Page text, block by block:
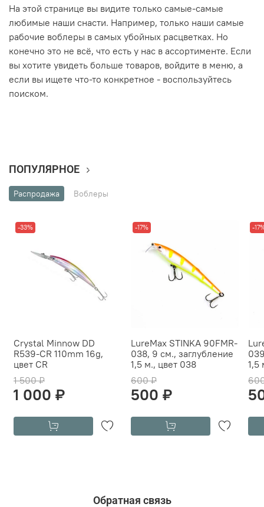
На этой странице вы видите только самые-самые
любимые наши снасти. Например, только наши самые
рабочие воблеры в самых убойных расцветках. Но
конечно это не всё, что есть у нас в ассортименте. Если
вы хотите увидеть больше товаров, войдите в меню, а
если вы ищете что-то конкретное - воспользуйтесь
поиском.
ПОПУЛЯРНОЕ
Распродажа Воблеры
-33%
Crystal Minnow DD
R539-CR 110mm 16g,
цвет CR
1 500 ₽
1 000 ₽
-17%
LureMax STINKA 90FMR-
038, 9 см., заглубление
1,5 м., цвет 038
600 ₽
500 ₽
-
1,5
Обратная связь